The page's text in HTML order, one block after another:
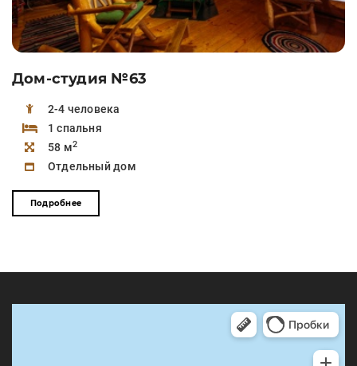
Дом-студия №63
2-4 человека
1 спальня
58 м2
Отдельный дом
Подробнее